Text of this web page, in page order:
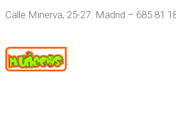
Calle Minerva, 25-27. Madrid – 685 81